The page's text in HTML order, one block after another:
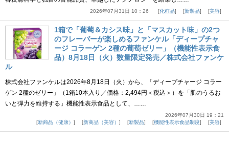
2026年07月31日 10：26 化粧品 新製品 美容
1箱で「葡萄＆カシス味」と「マスカット味」の2つ
のフレーバーが楽しめるファンケル「ディープチャ
ージ コラーゲン 2種の葡萄ゼリー」（機能性表示食
品）8月18日（火）数量限定発売／株式会社ファンケ
ル
株式会社ファンケルは2026年8月18日（火）から、「ディープチャージ コラー
ゲン 2種のゼリー」（1箱10本入り／価格：2,494円＜税込＞）を「肌のうるお
いと弾力を維持する」機能性表示食品として、……
2026年07月30日 19：21
新商品（健康）
新商品（美容） 新製品 機能性表示食品制度 美容